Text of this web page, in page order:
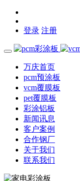
登录 注册
万庆首页
pcm预涂板
vcm覆膜板
pet覆膜板
彩涂铝板
新闻讯息
客户案例
合作钢厂
关于我们
联系我们